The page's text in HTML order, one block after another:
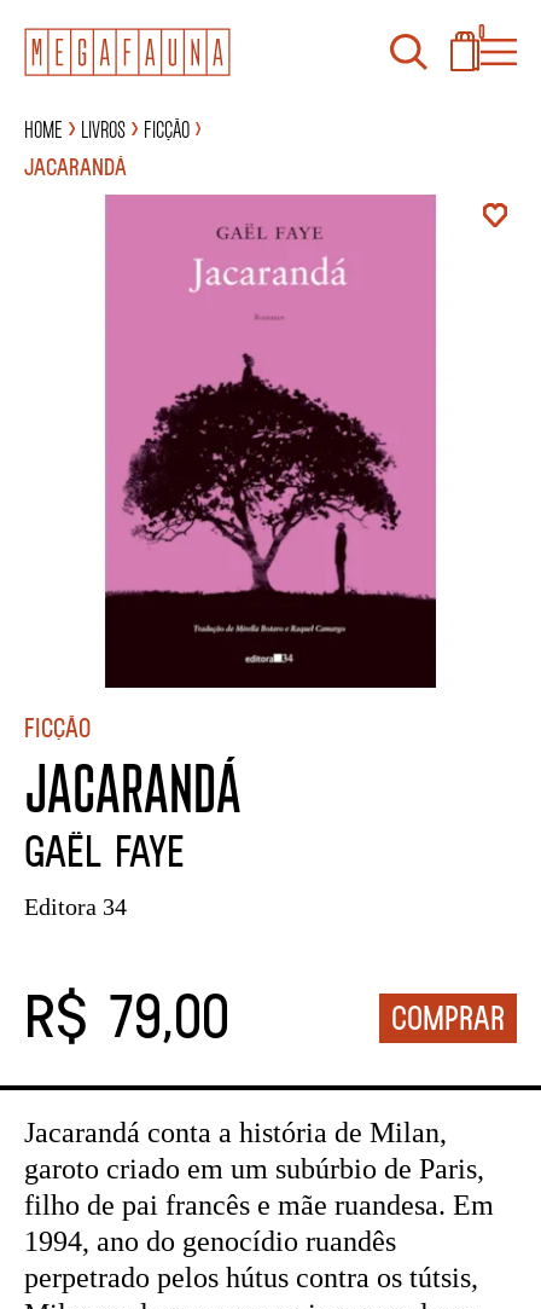
0
Home Livros
Ficção
JACARANDÁ
Ficção
JACARANDÁ
Gaël Faye
Editora 34
R$ 79,00
Jacarandá conta a história de Milan,
garoto criado em um subúrbio de Paris,
filho de pai francês e mãe ruandesa. Em
1994, ano do genocídio ruandês
perpetrado pelos hútus contra os tútsis,